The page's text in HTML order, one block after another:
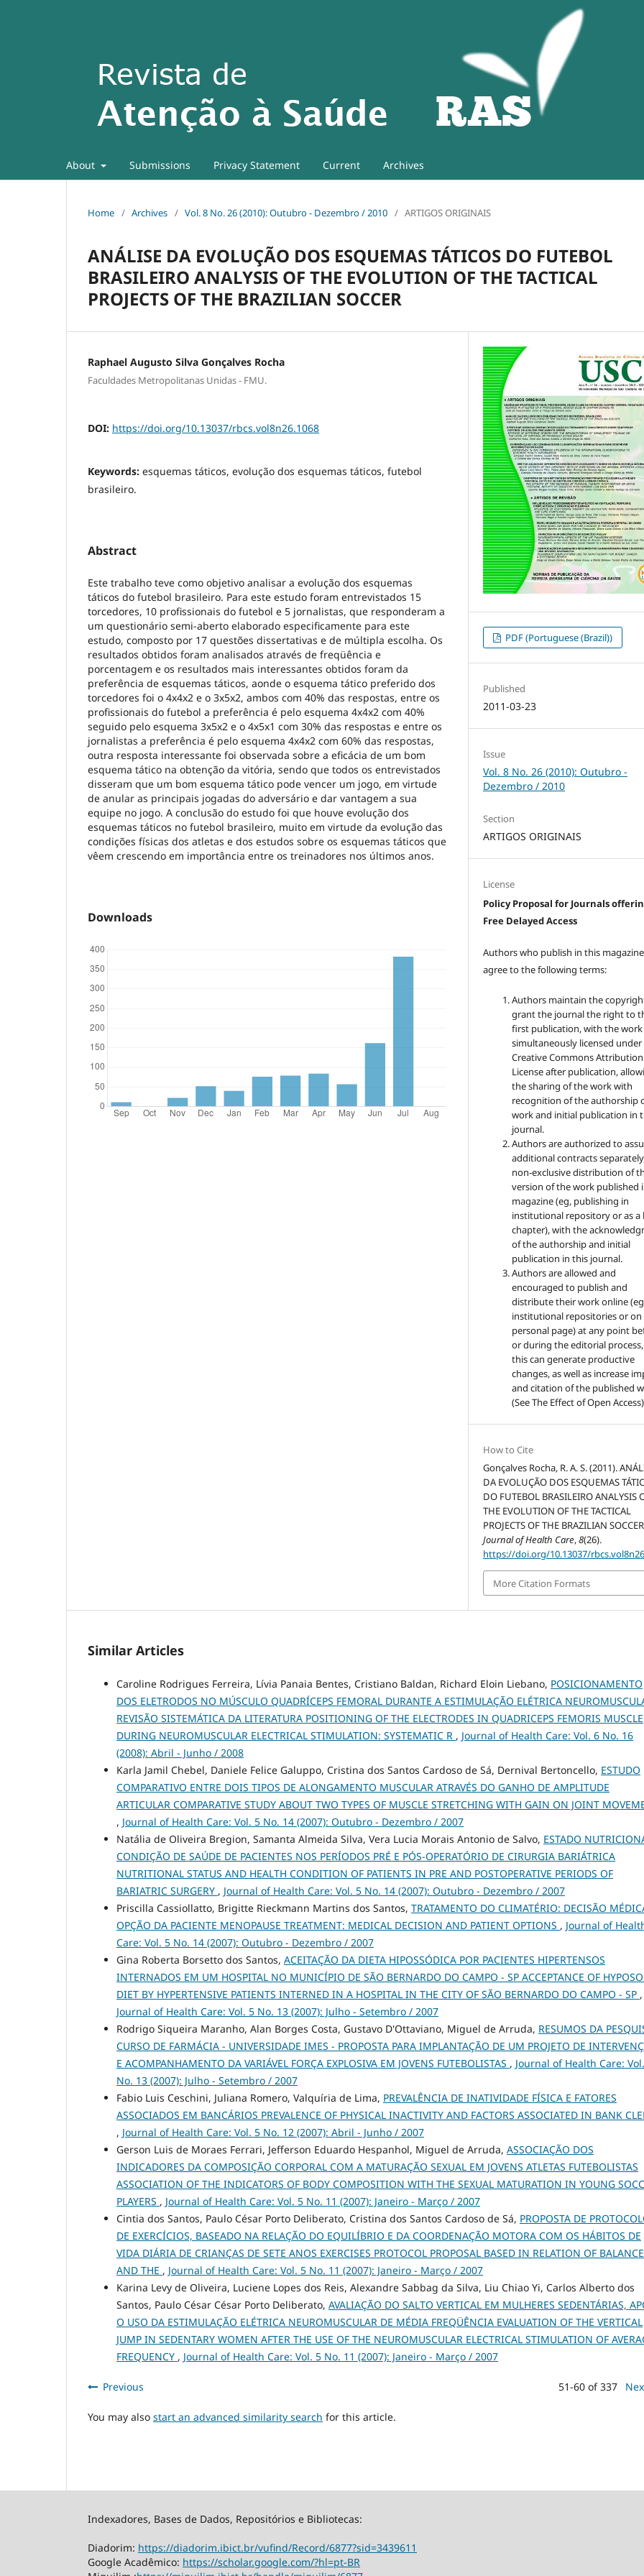
About Submissions Privacy Statement Current Archives
Home / Archives / Vol. 8 No. 26 (2010): Outubro - Dezembro / 2010 / ARTIGOS ORIGINAIS
ANÁLISE DA EVOLUÇÃO DOS ESQUEMAS TÁTICOS DO FUTEBOL
BRASILEIRO ANALYSIS OF THE EVOLUTION OF THE TACTICAL
PROJECTS OF THE BRAZILIAN SOCCER
Raphael Augusto Silva Gonçalves Rocha
Faculdades Metropolitanas Unidas - FMU.
DOI: https://doi.org/10.13037/rbcs.vol8n26.1068
Keywords: esquemas táticos, evolução dos esquemas táticos, futebol
brasileiro.
Abstract
Este trabalho teve como objetivo analisar a evolução dos esquemas
táticos do futebol brasileiro. Para este estudo foram entrevistados 15
torcedores, 10 profissionais do futebol e 5 jornalistas, que responderam a
um questionário semi-aberto elaborado especificamente para este
estudo, composto por 17 questões dissertativas e de múltipla escolha. Os
resultados obtidos foram analisados através de freqüência e
porcentagem e os resultados mais interessantes obtidos foram da
preferência de esquemas táticos, aonde o esquema tático preferido dos
torcedores foi o 4x4x2 e o 3x5x2, ambos com 40% das respostas, entre os
profissionais do futebol a preferência é pelo esquema 4x4x2 com 40%
seguido pelo esquema 3x5x2 e o 4x5x1 com 30% das respostas e entre os
jornalistas a preferência é pelo esquema 4x4x2 com 60% das respostas,
outra resposta interessante foi observada sobre a eficácia de um bom
esquema tático na obtenção da vitória, sendo que todos os entrevistados
disseram que um bom esquema tático pode vencer um jogo, em virtude
de anular as principais jogadas do adversário e dar vantagem a sua
equipe no jogo. A conclusão do estudo foi que houve evolução dos
esquemas táticos no futebol brasileiro, muito em virtude da evolução das
condições físicas dos atletas e dos estudos sobre os esquemas táticos que
vêem crescendo em importância entre os treinadores nos últimos anos.
Downloads
PDF (Portuguese (Brazil))
Published
2011-03-23
Issue
Vol. 8 No. 26 (2010): Outubro -
Dezembro / 2010
Section
ARTIGOS ORIGINAIS
License
Policy Proposal for Journals
Free Delayed Access
Authors who publish in this magazine
agree to the following terms:
Authors maintain the
grant the journal the right to
first publication, with the work
simultaneously licensed under
Creative Commons Attribution
License after publication,
the sharing of the work with
recognition of the authorship
work and initial publication in
journal.
Authors are authorized to
additional contracts
non-exclusive distribution of
version of the work published
magazine (eg, publishing in
institutional repository or as a
chapter), with the
of the authorship and initial
publication in this journal.
Authors are allowed and
encouraged to publish and
distribute their work online
institutional repositories or
personal page) at any point
or during the editorial
this can generate productive
changes, as well as increase
and citation of the published
(See The Effect of Open
How to Cite
Gonçalves Rocha, R. A. S. (2011).
DA EVOLUÇÃO DOS ESQUEMAS
DO FUTEBOL BRASILEIRO ANALYSIS
THE EVOLUTION OF THE TACTICAL
PROJECTS OF THE BRAZILIAN
Journal of Health Care,8(26).
https://doi.org/10.13037/
More Citation Formats
Similar Articles
Caroline Rodrigues Ferreira, Lívia Panaia Bentes, Cristiano Baldan, Richard Eloin Liebano, POSICIONAMENTO
DOS ELETRODOS NO MÚSCULO QUADRÍCEPS FEMORAL DURANTE A ESTIMULAÇÃO ELÉTRICA
REVISÃO SISTEMÁTICA DA LITERATURA POSITIONING OF THE ELECTRODES IN QUADRICEPS FEMORIS MUSCLE
DURING NEUROMUSCULAR ELECTRICAL STIMULATION: SYSTEMATIC R , Journal of Health Care: Vol. 6 No. 16
(2008): Abril - Junho / 2008
Karla Jamil Chebel, Daniele Felice Galuppo, Cristina dos Santos Cardoso de Sá, Dernival Bertoncello, ESTUDO
COMPARATIVO ENTRE DOIS TIPOS DE ALONGAMENTO MUSCULAR ATRAVÉS DO GANHO DE AMPLITUDE
ARTICULAR COMPARATIVE STUDY ABOUT TWO TYPES OF MUSCLE STRETCHING WITH GAIN ON JOINT
, Journal of Health Care: Vol. 5 No. 14 (2007): Outubro - Dezembro / 2007
Natália de Oliveira Bregion, Samanta Almeida Silva, Vera Lucia Morais Antonio de Salvo, ESTADO
CONDIÇÃO DE SAÚDE DE PACIENTES NOS PERÍODOS PRÉ E PÓS-OPERATÓRIO DE CIRURGIA BARIÁTRICA
NUTRITIONAL STATUS AND HEALTH CONDITION OF PATIENTS IN PRE AND POSTOPERATIVE PERIODS OF
BARIATRIC SURGERY , Journal of Health Care: Vol. 5 No. 14 (2007): Outubro - Dezembro / 2007
Priscilla Cassiollatto, Brigitte Rieckmann Martins dos Santos, TRATAMENTO DO CLIMATÉRIO: DECISÃO
OPÇÃO DA PACIENTE MENOPAUSE TREATMENT: MEDICAL DECISION AND PATIENT OPTIONS , Journal of
Care: Vol. 5 No. 14 (2007): Outubro - Dezembro / 2007
Gina Roberta Borsetto dos Santos, ACEITAÇÃO DA DIETA HIPOSSÓDICA POR PACIENTES HIPERTENSOS
INTERNADOS EM UM HOSPITAL NO MUNICÍPIO DE SÃO BERNARDO DO CAMPO - SP ACCEPTANCE OF
DIET BY HYPERTENSIVE PATIENTS INTERNED IN A HOSPITAL IN THE CITY OF SÃO BERNARDO DO CAMPO - SP ,
Journal of Health Care: Vol. 5 No. 13 (2007): Julho - Setembro / 2007
Rodrigo Siqueira Maranho, Alan Borges Costa, Gustavo D'Ottaviano, Miguel de Arruda, RESUMOS DA
CURSO DE FARMÁCIA - UNIVERSIDADE IMES - PROPOSTA PARA IMPLANTAÇÃO DE UM PROJETO DE
E ACOMPANHAMENTO DA VARIÁVEL FORÇA EXPLOSIVA EM JOVENS FUTEBOLISTAS , Journal of Health Care:
No. 13 (2007): Julho - Setembro / 2007
Fabio Luis Ceschini, Juliana Romero, Valquíria de Lima, PREVALÊNCIA DE INATIVIDADE FÍSICA E FATORES
ASSOCIADOS EM BANCÁRIOS PREVALENCE OF PHYSICAL INACTIVITY AND FACTORS ASSOCIATED IN BANK
, Journal of Health Care: Vol. 5 No. 12 (2007): Abril - Junho / 2007
Gerson Luis de Moraes Ferrari, Jefferson Eduardo Hespanhol, Miguel de Arruda, ASSOCIAÇÃO DOS
INDICADORES DA COMPOSIÇÃO CORPORAL COM A MATURAÇÃO SEXUAL EM JOVENS ATLETAS FUTEBOLISTAS
ASSOCIATION OF THE INDICATORS OF BODY COMPOSITION WITH THE SEXUAL MATURATION IN YOUNG
PLAYERS , Journal of Health Care: Vol. 5 No. 11 (2007): Janeiro - Março / 2007
Cintia dos Santos, Paulo César Porto Deliberato, Cristina dos Santos Cardoso de Sá, PROPOSTA DE
DE EXERCÍCIOS, BASEADO NA RELAÇÃO DO EQUILÍBRIO E DA COORDENAÇÃO MOTORA COM OS HÁBITOS DE
VIDA DIÁRIA DE CRIANÇAS DE SETE ANOS EXERCISES PROTOCOL PROPOSAL BASED IN RELATION OF BALANCE
AND THE , Journal of Health Care: Vol. 5 No. 11 (2007): Janeiro - Março / 2007
Karina Levy de Oliveira, Luciene Lopes dos Reis, Alexandre Sabbag da Silva, Liu Chiao Yi, Carlos Alberto dos
Santos, Paulo César César Porto Deliberato, AVALIAÇÃO DO SALTO VERTICAL EM MULHERES SEDENTÁRIAS,
O USO DA ESTIMULAÇÃO ELÉTRICA NEUROMUSCULAR DE MÉDIA FREQÜÊNCIA EVALUATION OF THE VERTICAL
JUMP IN SEDENTARY WOMEN AFTER THE USE OF THE NEUROMUSCULAR ELECTRICAL STIMULATION OF
FREQUENCY , Journal of Health Care: Vol. 5 No. 11 (2007): Janeiro - Março / 2007
Previous 51-60 of 337
You may also start an advanced similarity search for this article.
Indexadores, Bases de Dados, Repositórios e Bibliotecas:
Diadorim: https://diadorim.ibict.br/vufind/Record/6877?sid=3439611
Google Acadêmico: https://scholar.google.com/?hl=pt-BR